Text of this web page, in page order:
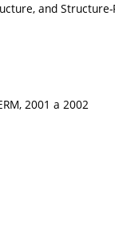
and
2001 a 2002